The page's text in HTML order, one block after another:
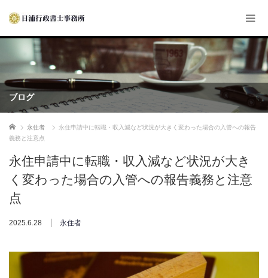
ブログ
ホーム 永住者
永住申請中に転職・収入減など状況が大きく変わった場合の入管への報告
義務と注意点
永住申請中に転職・収入減など状況が大き
く変わった場合の入管への報告義務と注意
点
2025.6.28 永住者